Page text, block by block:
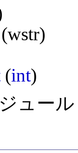
(int)
ュー